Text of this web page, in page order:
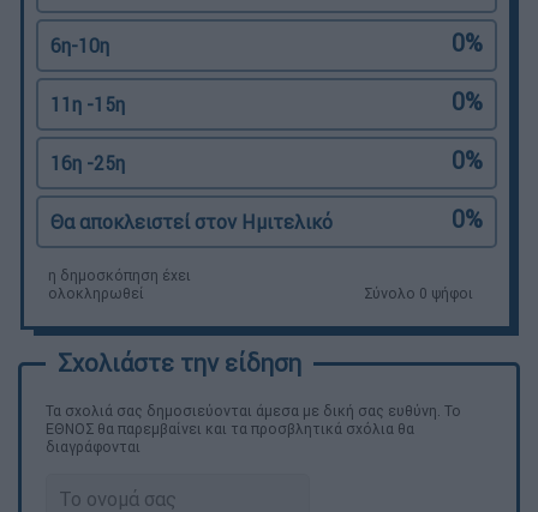
6η-10η 0%
11η -15η 0%
16η -25η 0%
Θα αποκλειστεί στον Ημιτελικό 0%
η δημοσκόπηση έχει
ολοκληρωθεί
Σύνολο 0 ψήφοι
Τα σχολιά σας δημοσιεύονται άμεσα με δική σας ευθύνη. Το
ΕΘΝΟΣ θα παρεμβαίνει και τα προσβλητικά σχόλια θα
διαγράφονται